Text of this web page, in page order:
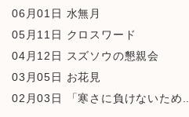
06月01日 水無月
05月11日 クロスワード
04月12日
スズソウの懇親会
03月05日 お花見
02月03日
「寒さに負けないため...